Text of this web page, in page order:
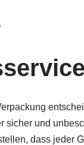
sicher und
dass jeder